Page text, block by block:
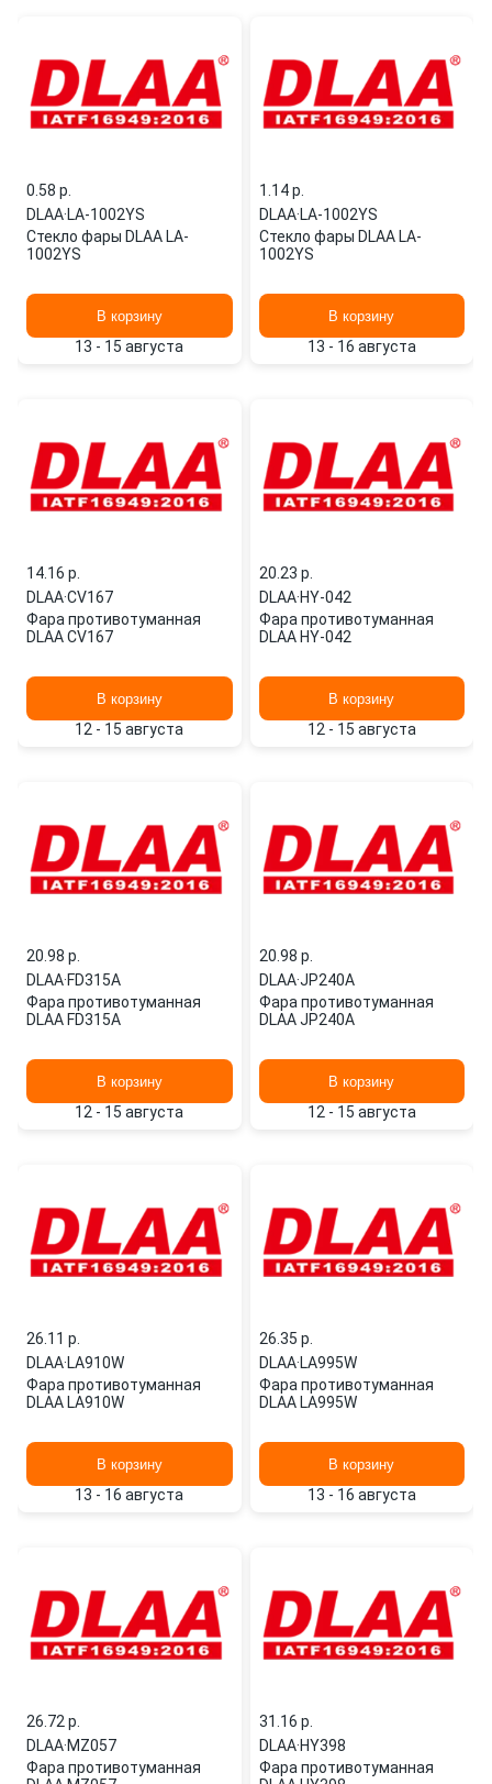
0.58 p.
DLAA·LA-1002YS
Стекло фары DLAA LA-
1002YS
В корзину
13 - 15 августа
1.14 p.
DLAA·LA-1002YS
Стекло фары DLAA LA-
1002YS
В корзину
13 - 16 августа
14.16 p.
DLAA·CV167
Фара противотуманная
DLAA CV167
В корзину
12 - 15 августа
20.23 p.
DLAA·HY-042
Фара противотуманная
DLAA HY-042
В корзину
12 - 15 августа
20.98 p.
DLAA·FD315A
Фара противотуманная
DLAA FD315A
В корзину
12 - 15 августа
20.98 p.
DLAA·JP240A
Фара противотуманная
DLAA JP240A
В корзину
12 - 15 августа
26.11 p.
DLAA·LA910W
Фара противотуманная
DLAA LA910W
В корзину
13 - 16 августа
26.35 p.
DLAA·LA995W
Фара противотуманная
DLAA LA995W
В корзину
13 - 16 августа
26.72 p.
DLAA·MZ057
Фара противотуманная
31.16 p.
DLAA·HY398
Фара противотуманная